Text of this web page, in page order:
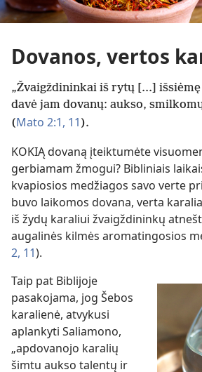
Dovanos, vertos
„Žvaigždininkai iš rytų [...]
davė jam dovanų: aukso,
(Mato 2:1, 11 ).
KOKIĄ dovaną įteiktumėte
gerbiamam žmogui? Bibliniais
kvapiosios medžiagos savo verte
buvo laikomos dovana, verta
iš žydų karaliui žvaigždininkų
augalinės kilmės aromatingosios
2, 11).
Taip pat Biblijoje
pasakojama, jog Šebos
karalienė, atvykusi
aplankyti Saliamono,
„apdovanojo karalių
šimtu aukso talentų ir